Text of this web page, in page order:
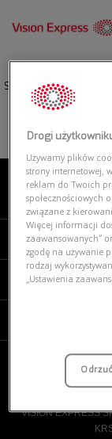
Strona główna|
O NAS
MOJE VISION
PRODUKTY I USŁUGI
VISION EXPRESS
Drogi
Używamy plików
strony internetowej,
reklam do Twoich
społecznościowych
związane z
Więcej informacji
zaawansowanych”
zgodę na używanie
rodzaj
„Ustawienia